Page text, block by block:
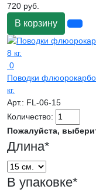
720 руб.
В корзину
0
Поводки
кг.
Арт.: FL-06-15
Количество:
Пожалуйста,
Длина*
В упаковке*